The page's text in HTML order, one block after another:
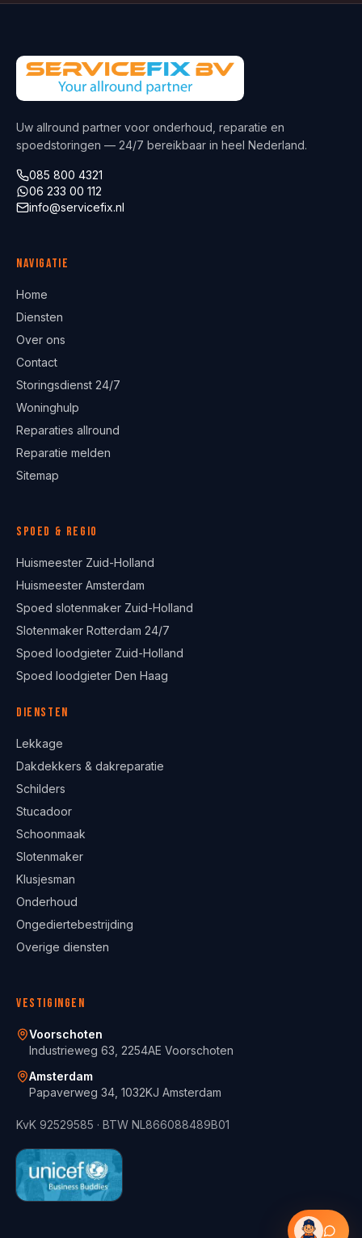
Uw allround partner voor onderhoud, reparatie en
spoedstoringen — 24/7 bereikbaar in heel Nederland.
085 800 4321
06 233 00 112
info@servicefix.nl
Navigatie
Home
Diensten
Over ons
Contact
Storingsdienst 24/7
Woninghulp
Reparaties allround
Reparatie melden
Sitemap
Spoed & regio
Huismeester Zuid-Holland
Huismeester Amsterdam
Spoed slotenmaker Zuid-Holland
Slotenmaker Rotterdam 24/7
Spoed loodgieter Zuid-Holland
Spoed loodgieter Den Haag
Diensten
Lekkage
Dakdekkers & dakreparatie
Schilders
Stucadoor
Schoonmaak
Slotenmaker
Klusjesman
Onderhoud
Ongediertebestrijding
Overige diensten
Vestigingen
Voorschoten
Industrieweg 63, 2254AE Voorschoten
Amsterdam
Papaverweg 34, 1032KJ Amsterdam
KvK 92529585 · BTW NL866088489B01